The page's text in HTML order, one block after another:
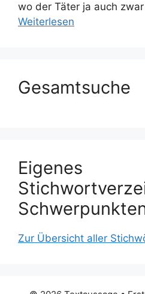
wo der Täter ja auch
Weiterlesen
Gesamtsuche
Eigenes
Zur Übersicht aller